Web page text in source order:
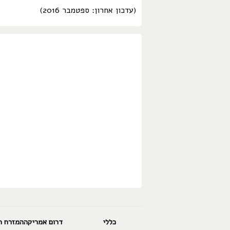
(עדכון אחרון: ספטמבר 2016)
כללי דרום אמריקההמזרח